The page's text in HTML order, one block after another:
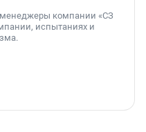
менеджеры компании «СЗ
испытаниях и